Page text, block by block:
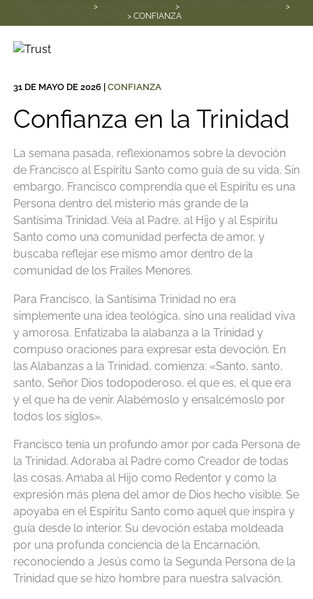
> >
>
> CONFIANZA
31 DE MAYO DE 2026 CONFIANZA
Confianza en la Trinidad
La semana pasada, reflexionamos sobre la devoción
de Francisco al Espíritu Santo como guía de su vida. Sin
embargo, Francisco comprendía que el Espíritu es una
Persona dentro del misterio más grande de la
Santísima Trinidad. Veía al Padre, al Hijo y al Espíritu
Santo como una comunidad perfecta de amor, y
buscaba reflejar ese mismo amor dentro de la
comunidad de los Frailes Menores.
Para Francisco, la Santísima Trinidad no era
simplemente una idea teológica, sino una realidad viva
y amorosa. Enfatizaba la alabanza a la Trinidad y
compuso oraciones para expresar esta devoción. En
las Alabanzas a la Trinidad, comienza: «Santo, santo,
santo, Señor Dios todopoderoso, el que es, el que era
y el que ha de venir. Alabémoslo y ensalcémoslo por
todos los siglos».
Francisco tenía un profundo amor por cada Persona de
la Trinidad. Adoraba al Padre como Creador de todas
las cosas. Amaba al Hijo como Redentor y como la
expresión más plena del amor de Dios hecho visible. Se
apoyaba en el Espíritu Santo como aquel que inspira y
guía desde lo interior. Su devoción estaba moldeada
por una profunda conciencia de la Encarnación,
reconociendo a Jesús como la Segunda Persona de la
Trinidad que se hizo hombre para nuestra salvación.